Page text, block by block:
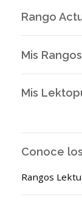
Rango
Mis Rangos
Mis
Conoce
Rangos